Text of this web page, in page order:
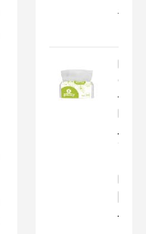
Khăn
Giấy
Đa
20-
Lớp
|